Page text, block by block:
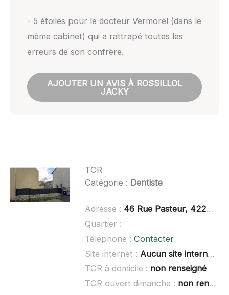
- 5 étoiles pour le docteur Vermorel (dans le
même cabinet) qui a rattrapé toutes les
erreurs de son confrère.
AJOUTER UN AVIS À ROSSILLOL
JACKY
TCR
Catégorie : Dentiste
Adresse : 46 Rue Pasteur, 42240 Unieux
Quartier :
Téléphone : Contacter
Site internet : Aucun site internet connu
TCR à domicile : non renseigné
TCR ouvert dimanche : non renseigné